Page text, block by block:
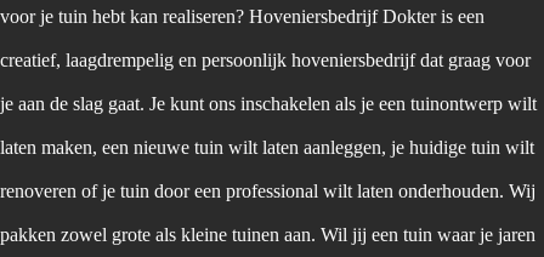
voor je tuin hebt kan realiseren? Hoveniersbedrijf Dokter is een
creatief, laagdrempelig en persoonlijk hoveniersbedrijf dat graag voor
je aan de slag gaat. Je kunt ons inschakelen als je een tuinontwerp wilt
laten maken, een nieuwe tuin wilt laten aanleggen, je huidige tuin wilt
renoveren of je tuin door een professional wilt laten onderhouden. Wij
pakken zowel grote als kleine tuinen aan. Wil jij een tuin waar je jaren